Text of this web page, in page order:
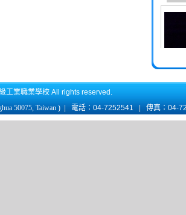
工業職業學校 All rights reserved.
50075, Taiwan ) 電話：04-7252541 傳真：04-